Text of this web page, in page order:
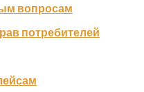
вопросам
потребителей